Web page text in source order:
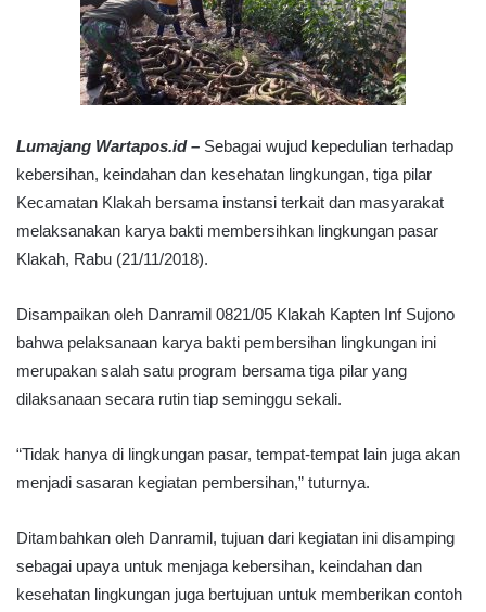
Lumajang Wartapos.id – Sebagai wujud kepedulian terhadap
kebersihan, keindahan dan kesehatan lingkungan, tiga pilar
Kecamatan Klakah bersama instansi terkait dan masyarakat
melaksanakan karya bakti membersihkan lingkungan pasar
Klakah, Rabu (21/11/2018).
Disampaikan oleh Danramil 0821/05 Klakah Kapten Inf Sujono
bahwa pelaksanaan karya bakti pembersihan lingkungan ini
merupakan salah satu program bersama tiga pilar yang
dilaksanaan secara rutin tiap seminggu sekali.
“Tidak hanya di lingkungan pasar, tempat-tempat lain juga akan
menjadi sasaran kegiatan pembersihan,” tuturnya.
Ditambahkan oleh Danramil, tujuan dari kegiatan ini disamping
sebagai upaya untuk menjaga kebersihan, keindahan dan
kesehatan lingkungan juga bertujuan untuk memberikan contoh